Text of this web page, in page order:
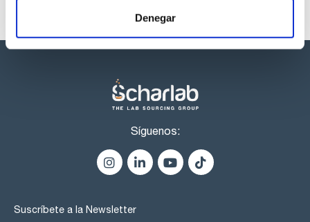
Denegar
Síguenos:
Suscríbete a la Newsletter